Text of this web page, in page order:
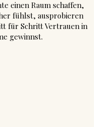
einen Raum schaffen,
fühlst, ausprobieren
für Schritt Vertrauen in
gewinnst.